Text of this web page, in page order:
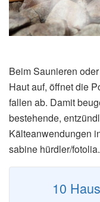
Beim Saunieren
Haut auf, öffnet die
fallen ab. Damit
bestehende,
Kälteanwendungen
sabine hürdler/
10